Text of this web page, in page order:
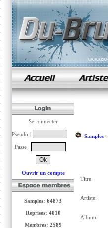
samples de rap
Se connecter
Pseudo :
Passe :
Ouvrir un compte
Samples: 64873
Reprises: 4010
Membres: 2589
Samples»
Titre:
Artiste:
Album: